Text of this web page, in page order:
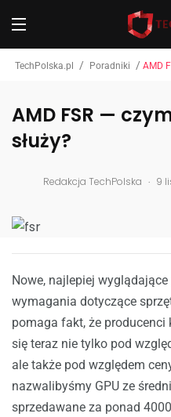
TechPolska.pl / Poradniki / AMD
AMD FSR —
służy?
Redakcja TechPolska . 9
Nowe, najlepiej
wymagania dotyczące
pomaga fakt, że
się teraz nie tylko pod
ale także pod względem
nazwalibyśmy GPU ze
sprzedawane za ponad 4000